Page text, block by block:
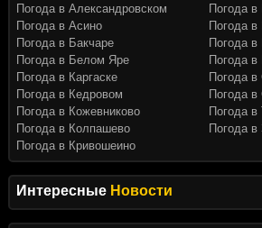
Интересные Новости
Погода в Александровском
Погода в Асино
Погода в Бакчаре
Погода в Белом Яре
Погода в Каргаске
Погода в Кедровом
Погода в Кожевниково
Погода в Колпашево
Погода в Кривошеино
Погода
Погода
Погода
Погода в
Погода в
Погода
Погода в
Погода